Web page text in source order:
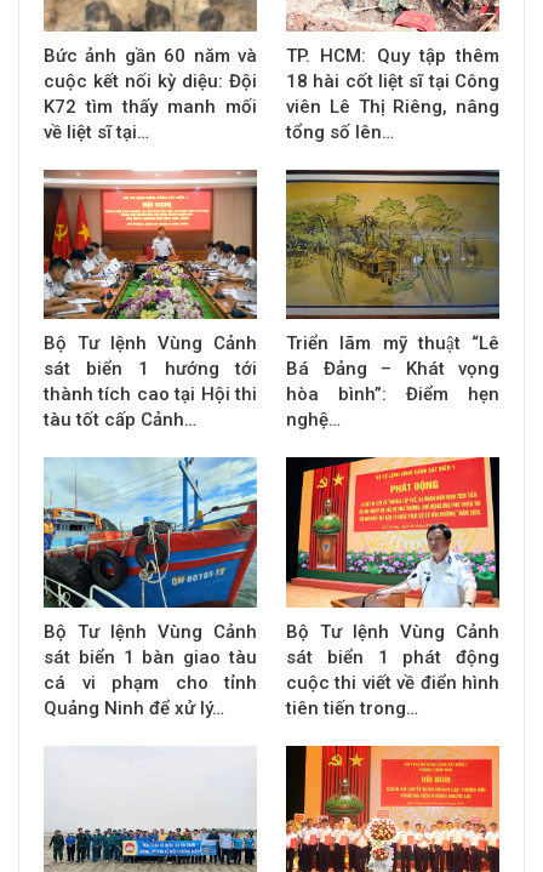
Bức ảnh gần 60 năm và
cuộc kết nối kỳ diệu: Đội
K72 tìm thấy manh mối
về liệt sĩ tại…
TP. HCM: Quy tập thêm
18 hài cốt liệt sĩ tại Công
viên Lê Thị Riêng, nâng
tổng số lên…
Bộ Tư lệnh Vùng Cảnh
sát biển 1 hướng tới
thành tích cao tại Hội thi
tàu tốt cấp Cảnh…
Triển lãm mỹ thuật “Lê
Bá Đảng – Khát vọng
hòa bình”: Điểm hẹn
nghệ…
Bộ Tư lệnh Vùng Cảnh
sát biển 1 bàn giao tàu
cá vi phạm cho tỉnh
Quảng Ninh để xử lý…
Bộ Tư lệnh Vùng Cảnh
sát biển 1 phát động
cuộc thi viết về điển hình
tiên tiến trong…